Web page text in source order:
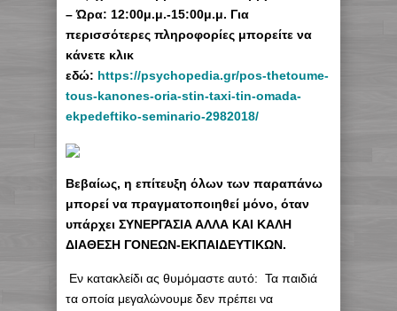
– Ώρα: 12:00μ.μ.-15:00μ.μ. Για
περισσότερες πληροφορίες μπορείτε να
κάνετε κλικ
εδώ: https://psychopedia.gr/pos-thetoume-
tous-kanones-oria-stin-taxi-tin-omada-
ekpedeftiko-seminario-2982018/
Βεβαίως, η επίτευξη όλων των παραπάνω
μπορεί να πραγματοποιηθεί μόνο, όταν
υπάρχει ΣΥΝΕΡΓΑΣΙΑ ΑΛΛΑ ΚΑΙ ΚΑΛΗ
ΔΙΑΘΕΣΗ ΓΟΝΕΩΝ-ΕΚΠΑΙΔΕΥΤΙΚΩΝ.
Εν κατακλείδι ας θυμόμαστε αυτό: Τα παιδιά
τα οποία μεγαλώνουμε δεν πρέπει να